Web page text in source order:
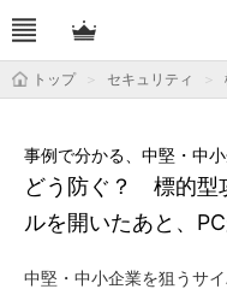
トップ セキュリティ
どう防ぐ？ 標的型
ルを開いたあと、
事例で分かる、中堅・中
中堅・中小企業を狙うサ